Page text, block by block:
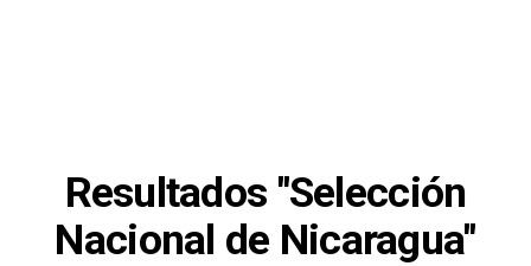
Resultados "Selección
Nacional de Nicaragua"